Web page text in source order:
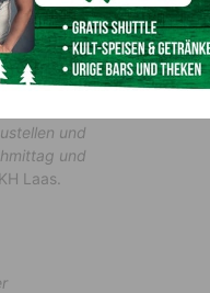
und
und
Laas.